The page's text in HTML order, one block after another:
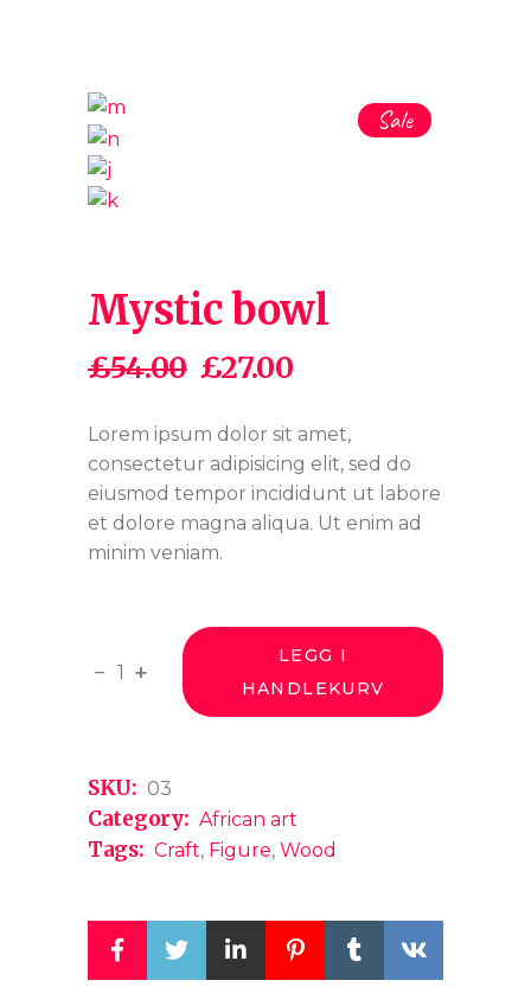
Sale
Mystic bowl
£54.00
Opprinnelig
var:
£54.00.
£27.00
Nåværende
er:
£27.00.
Lorem ipsum dolor sit amet,
consectetur adipisicing elit, sed do
eiusmod tempor incididunt ut labore
et dolore magna aliqua. Ut enim ad
minim veniam.
Mystic bowl quantity
- +
LEGG I
HANDLEKURV
SKU: 03
Category: African art
Tags: Craft, Figure, Wood